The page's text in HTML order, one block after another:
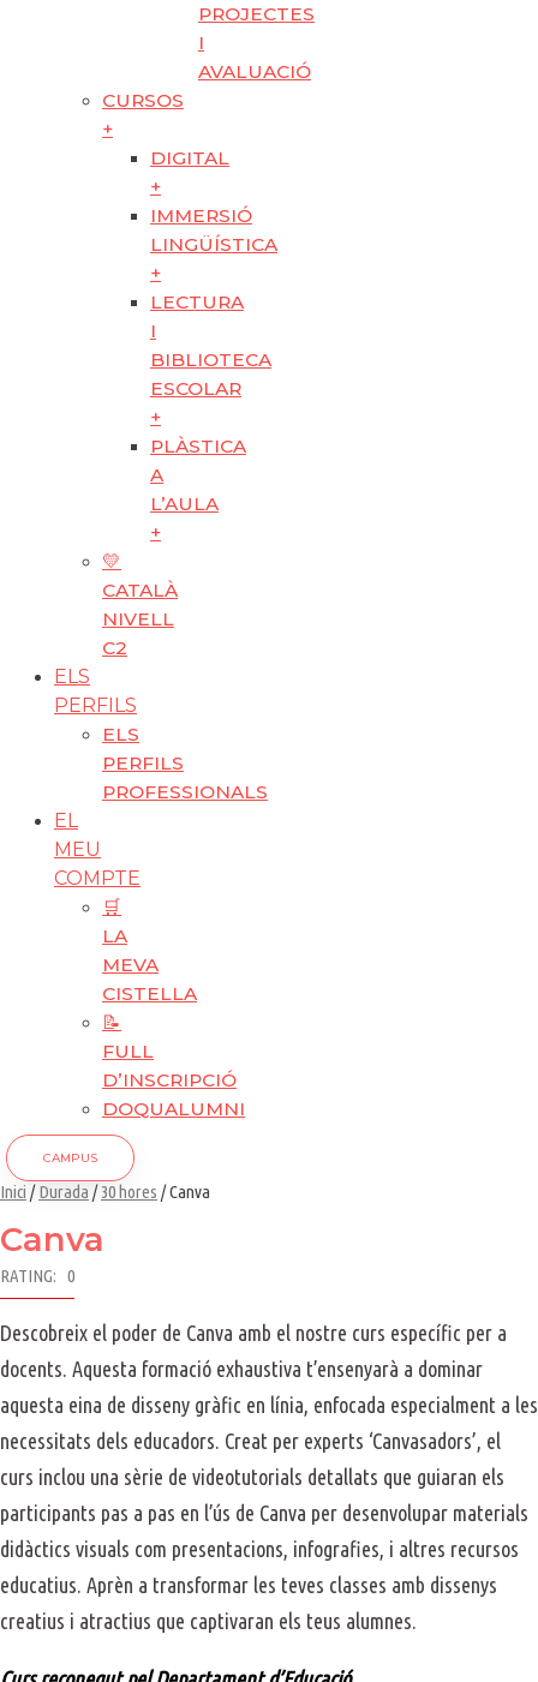
PROJECTES
I
AVALUACIÓ
CURSOS
+
DIGITAL
+
IMMERSIÓ
LINGÜÍSTICA
+
LECTURA
I
BIBLIOTECA
ESCOLAR
+
PLÀSTICA
A
L’AULA
+
💛
CATALÀ
NIVELL
C2
ELS
PERFILS
ELS
PERFILS
PROFESSIONALS
EL
MEU
COMPTE
🛒
LA
MEVA
CISTELLA
📝
FULL
D’INSCRIPCIÓ
DOQUALUMNI
CAMPUS
Inici /Durada /30 hores / Canva
Canva
RATING: 0
Descobreix el poder de Canva amb el nostre curs específic per a
docents. Aquesta formació exhaustiva t’ensenyarà a dominar
aquesta eina de disseny gràfic en línia, enfocada especialment a les
necessitats dels educadors. Creat per experts ‘Canvasadors’, el
curs inclou una sèrie de videotutorials detallats que guiaran els
participants pas a pas en l’ús de Canva per desenvolupar materials
didàctics visuals com presentacions, infografies, i altres recursos
educatius. Aprèn a transformar les teves classes amb dissenys
creatius i atractius que captivaran els teus alumnes.